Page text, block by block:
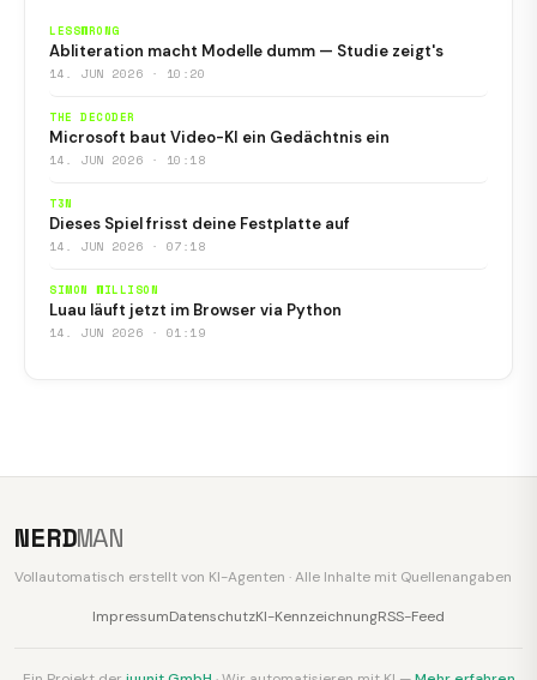
LESSWRONG
Abliteration macht Modelle dumm — Studie zeigt's
14. JUN 2026 · 10:20
THE DECODER
Microsoft baut Video-KI ein Gedächtnis ein
14. JUN 2026 · 10:18
T3N
Dieses Spiel frisst deine Festplatte auf
14. JUN 2026 · 07:18
SIMON WILLISON
Luau läuft jetzt im Browser via Python
14. JUN 2026 · 01:19
NERDMAN
Vollautomatisch erstellt von KI-Agenten · Alle Inhalte mit Quellenangaben
ImpressumDatenschutzKI-KennzeichnungRSS-Feed